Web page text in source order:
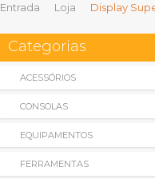
Entrada Loja Display
Categorias
ACESSÓRIOS
CONSOLAS
EQUIPAMENTOS
FERRAMENTAS